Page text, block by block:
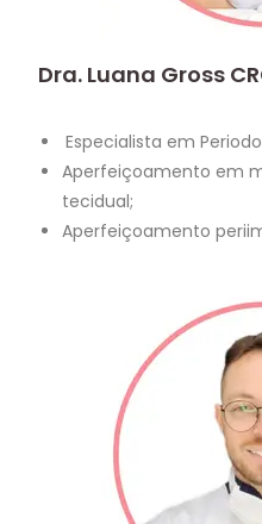
Dra. Luana Gross
Especialista em
Aperfeiçoamento em
tecidual;
Aperfeiçoamento